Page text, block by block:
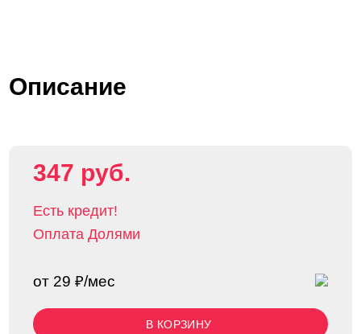
Описание
347 руб.
Есть кредит!
Оплата Долями
от 29 ₽/мес
В КОРЗИНУ